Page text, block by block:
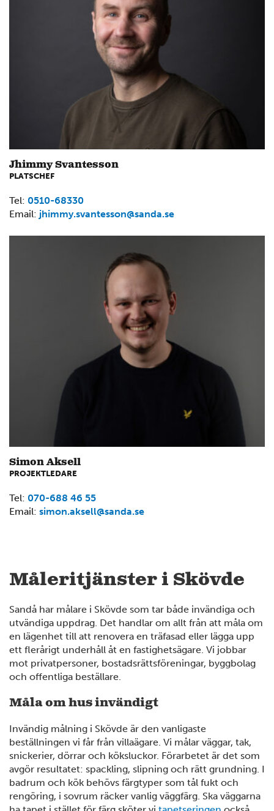
Jhimmy Svantesson
PLATSCHEF
Tel: 0510-68330
Email: jhimmy.svantesson@sanda.se
Simon Aksell
PROJEKTLEDARE
Tel: 070-688 46 55
Email: simon.aksell@sanda.se
Måleritjänster i Skövde
Sandå har målare i Skövde som tar både invändiga och
utvändiga uppdrag. Det handlar om allt från att måla om
en lägenhet till att renovera en träfasad eller lägga upp
ett flerårigt underhåll åt en fastighetsägare. Vi jobbar
mot privatpersoner, bostadsrättsföreningar, byggbolag
och offentliga beställare.
Måla om hus invändigt
Invändig målning i Skövde är den vanligaste
beställningen vi får från villaägare. Vi målar väggar, tak,
snickerier, dörrar och köksluckor. Förarbetet är det som
avgör resultatet: spackling, slipning och rätt grundning. I
badrum och kök behövs färgtyper som tål fukt och
rengöring, i sovrum räcker vanlig väggfärg. Ska väggarna